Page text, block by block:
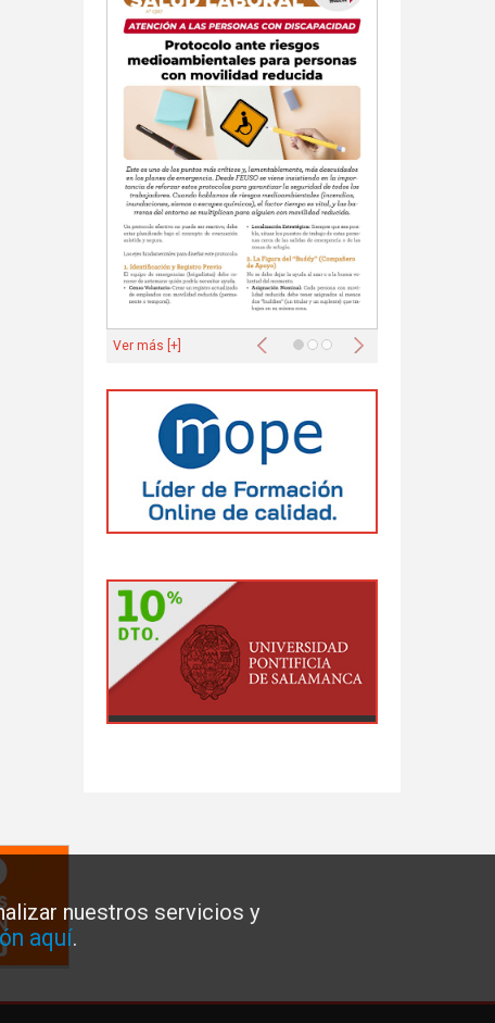
nuestros servicios y
aquí.
Anterior Siguiente
Ver más [+]